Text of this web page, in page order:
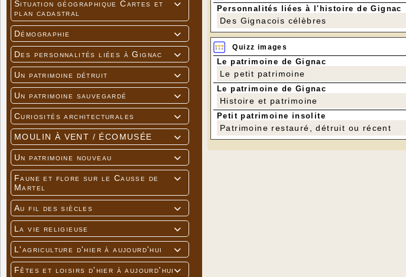

Situation géographique Cartes et
plan cadastral

Démographie

Des personnalités liées à Gignac

Un patrimoine détruit

Un patrimoine sauvegardé

Curiosités architecturales

MOULIN À VENT / ÉCOMUSÉE

Un patrimoine nouveau

Faune et flore sur le Causse de
Martel

Au fil des siècles

La vie religieuse

L'agriculture d'hier à aujourd'hui

Fêtes et loisirs d'hier à aujourd'hui
Personnalités liées à l'histoire de Gignac
Des Gignacois célèbres
Quizz images
Le patrimoine de Gignac
Le petit patrimoine
Le patrimoine de Gignac
Histoire et patrimoine
Petit patrimoine insolite
Patrimoine restauré, détruit ou récent